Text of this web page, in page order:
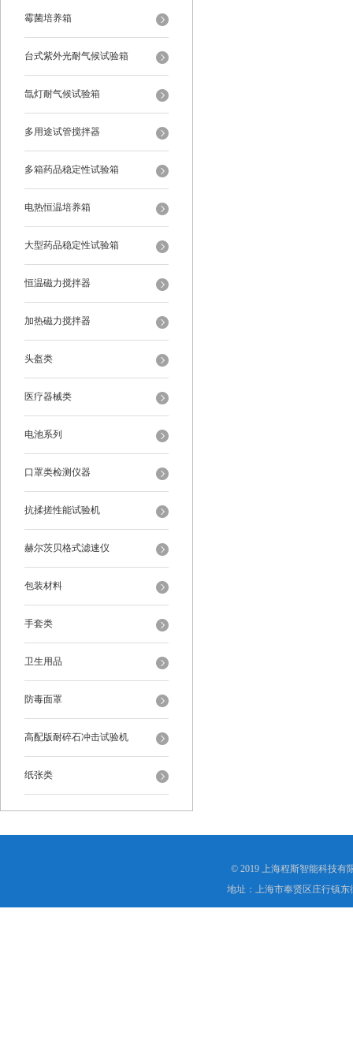
霉菌培养箱
台式紫外光耐气候试验箱
氙灯耐气候试验箱
多用途试管搅拌器
多箱药品稳定性试验箱
电热恒温培养箱
大型药品稳定性试验箱
恒温磁力搅拌器
加热磁力搅拌器
头盔类
医疗器械类
电池系列
口罩类检测仪器
抗揉搓性能试验机
赫尔茨贝格式滤速仪
包装材料
手套类
卫生用品
防毒面罩
高配版耐碎石冲击试验机
纸张类
© 2019 上海程斯智能科技有
地址：上海市奉贤区庄行镇东